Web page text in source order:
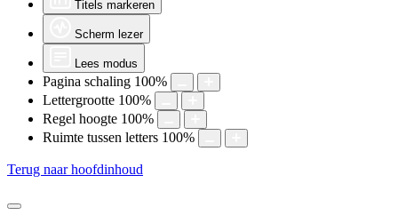
Titels markeren
Scherm lezer
Lees modus
Pagina schaling 100%
Lettergrootte 100%
Regel hoogte 100%
Ruimte tussen letters 100%
Terug naar hoofdinhoud